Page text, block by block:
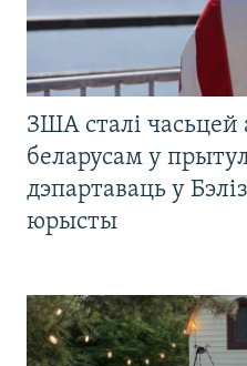
ЗША сталі часьцей
беларусам у
дэпартаваць у
юрысты